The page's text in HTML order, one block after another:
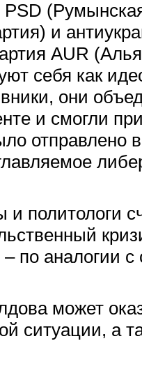
PSD
и
AUR
себя как
они
и смогли
отправлено
и политологи
по аналогии
может
ситуации, а